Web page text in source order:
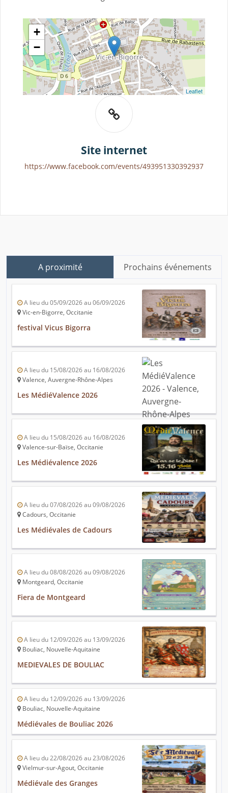
+
−
Leaflet
Site internet
https://www.facebook.com/events/493951330392937
A proximité Prochains événements
A lieu du 05/09/2026 au 06/09/2026
Vic-en-Bigorre, Occitanie
festival Vicus Bigorra
A lieu du 15/08/2026 au 16/08/2026
Valence, Auvergne-Rhône-Alpes
Les MédiéValence 2026
A lieu du 15/08/2026 au 16/08/2026
Valence-sur-Baïse, Occitanie
Les Médiévalence 2026
A lieu du 07/08/2026 au 09/08/2026
Cadours, Occitanie
Les Médiévales de Cadours
A lieu du 08/08/2026 au 09/08/2026
Montgeard, Occitanie
Fiera de Montgeard
A lieu du 12/09/2026 au 13/09/2026
Bouliac, Nouvelle-Aquitaine
MEDIEVALES DE BOULIAC
A lieu du 12/09/2026 au 13/09/2026
Bouliac, Nouvelle-Aquitaine
Médiévales de Bouliac 2026
A lieu du 22/08/2026 au 23/08/2026
Vielmur-sur-Agout, Occitanie
Médiévale des Granges